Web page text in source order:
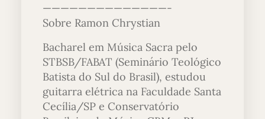
——————————————-
Sobre Ramon Chrystian
Bacharel em Música Sacra pelo
STBSB/FABAT (Seminário Teológico
Batista do Sul do Brasil), estudou
guitarra elétrica na Faculdade Santa
Cecília/SP e Conservatório